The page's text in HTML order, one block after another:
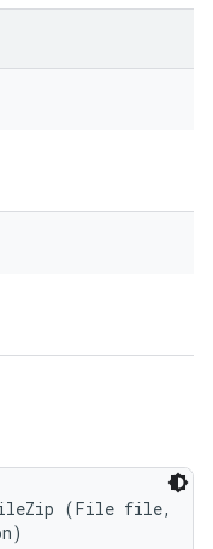
(File file,